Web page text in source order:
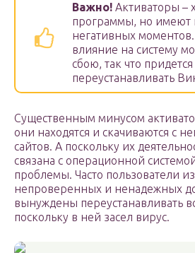
Важно! Активаторы –
программы, но имеют
негативных моментов.
влияние на систему
сбою, так что придется
переустанавливать
Существенным минусом
они находятся и скачиваются с
сайтов. А поскольку их
связана с операционной
проблемы. Часто пользователи
непроверенных и ненадежных
вынуждены переустанавливать
поскольку в ней засел вирус.